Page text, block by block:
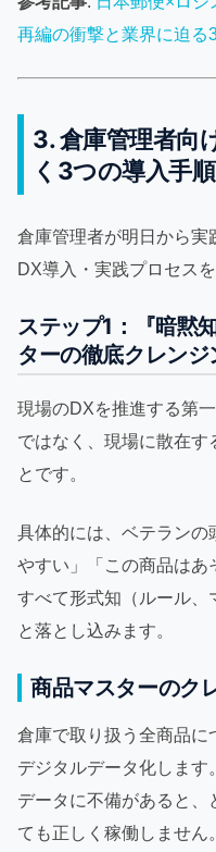
再編の衝撃と業界に迫る
3. 倉庫管理者向
く3つの導入手順
倉庫管理者が明日から実
DX導入・実践プロセス
ステップ1：『暗黙
ターの徹底クレンジ
現場のDXを推進する第
ではなく、現場に散在す
とです。
具体的には、ベテランの
やすい」「この商品はあ
すべて形式知（ルール、
と落とし込みます。
商品マスターのク
倉庫で取り扱う全商品に
デジタルデータ化します。
データに不備があると、
ても正しく稼働しません。